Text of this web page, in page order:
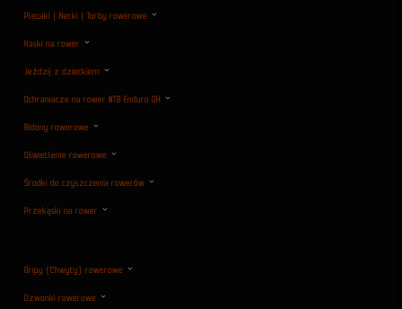
Plecaki | Nerki | Torby rowerowe
Kaski na rower
Jeździj z dzieckiem
Ochraniacze na rower MTB Enduro DH
Bidony rowerowe
Oświetlenie rowerowe
Środki do czyszczenia rowerów
Przekąski na rower
Gripy (Chwyty) rowerowe
Dzwonki rowerowe